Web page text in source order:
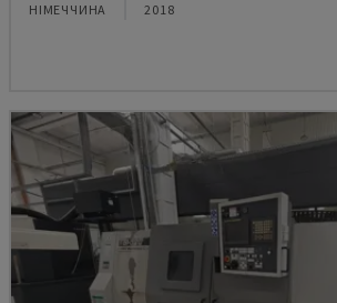
НІМЕЧЧИНА 2018